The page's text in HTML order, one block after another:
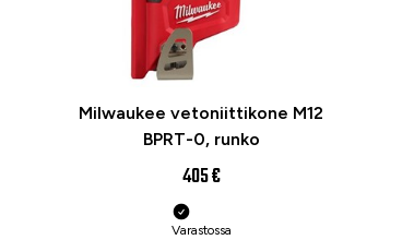
Milwaukee vetoniittikone M12
BPRT-0, runko
405 €
Varastossa